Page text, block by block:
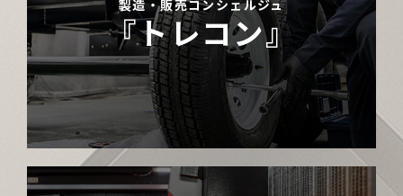
製造・販売コンシェルジュ
『トレコン』